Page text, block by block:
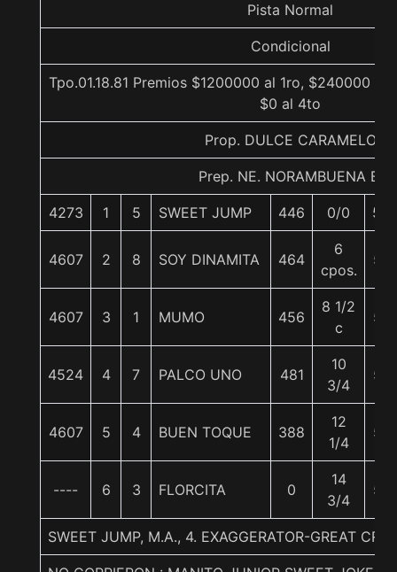
Pista Normal
Condicional
Tpo.01.18.81 Premios $1200000 al 1ro, $240000 al
$0 al 4to
Prop. DULCE CARAMELO
Prep. NE. NORAMBUENA B.
4273 1 5 SWEET JUMP 446 0/0 59
4607 2 8 SOY DINAMITA 464
6
cpos.
57
4607 3 1 MUMO 456
8 1/2
c
57
4524 4 7 PALCO UNO 481
10
3/4
57
4607 5 4 BUEN TOQUE 388
12
1/4
57
---- 6 3 FLORCITA 0
14
3/4
57
SWEET JUMP, M.A., 4. EXAGGERATOR-GREAT